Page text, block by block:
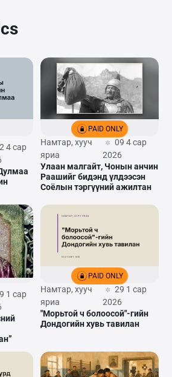
4 сар
PAID ONLY
Намтар, хууч
яриа
09 4 сар
2026
Улаан малгайт, Чонын анчин
Раашийг бидэнд үлдээсэн
Соёлын тэргүүний ажилтан
1 сар
PAID ONLY
Намтар, хууч
яриа
29 1 сар
2026
"Морьтой ч болоосой"-гийн
Дондогийн хувь тавилан